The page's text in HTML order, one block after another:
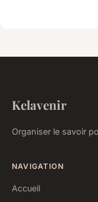
Kelavenir
Organiser le savoir
NAVIGATION
Accueil